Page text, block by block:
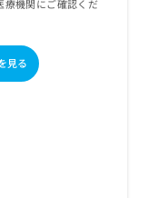
療機関にご確認くだ
見る